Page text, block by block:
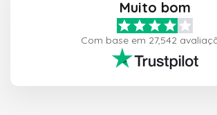
Muito bom
Com base em 27,542